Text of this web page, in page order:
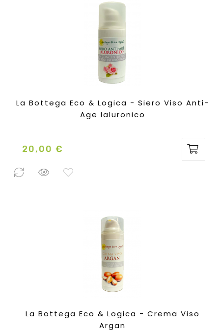
La Bottega Eco & Logica - Siero Viso Anti-
Age Ialuronico
Prezzo
20,00 €
45 Pezzi
La Bottega Eco & Logica - Crema Viso
Argan